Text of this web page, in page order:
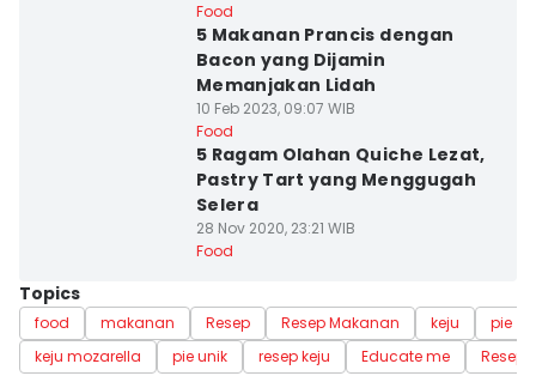
Food
5 Makanan Prancis dengan
Bacon yang Dijamin
Memanjakan Lidah
10 Feb 2023, 09:07 WIB
Food
5 Ragam Olahan Quiche Lezat,
Pastry Tart yang Menggugah
Selera
28 Nov 2020, 23:21 WIB
Food
Topics
food makanan Resep Resep Makanan keju
pie
keju mozarella
pie unik resep keju Educate me Resep